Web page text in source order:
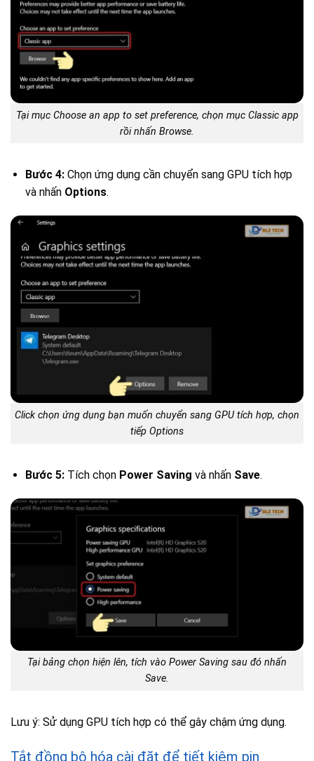
Tại mục Choose an app to set preference, chọn mục Classic app
rồi nhấn Browse.
Bước 4:Chọn ứng dụng cần chuyển sang GPU tích hợp
và nhấn Options.
Click chọn ứng dụng bạn muốn chuyển sang GPU tích hợp, chọn
tiếp Options
Bước 5:Tích chọn Power Saving và nhấn Save.
Tại bảng chọn hiện lên, tích vào Power Saving sau đó nhấn
Save.
Lưu ý: Sử dụng GPU tích hợp có thể gây chậm ứng dụng.
Tắt đồng bộ hóa cài đặt để tiết kiệm pin